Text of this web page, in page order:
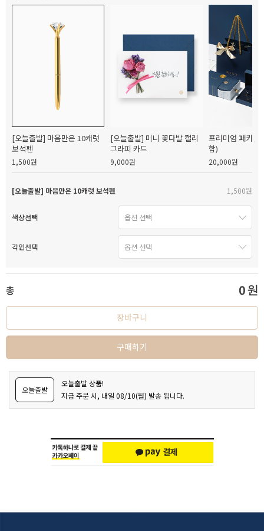
[오늘출발] 마음만은 10캐럿
보석펜
1,500원
[오늘출발] 미니 꽃다발 캘리
그라피 카드
9,000원
프리미엄 패키지
함)
20,000원
[오늘출발] 마음만은 10캐럿 보석펜 1,500원
색상선택
각인선택
총 0원
장바구니
구매하기
오늘출발
오늘출발 상품!
지금 주문 시, 내일 08/10(월) 발송 됩니다.